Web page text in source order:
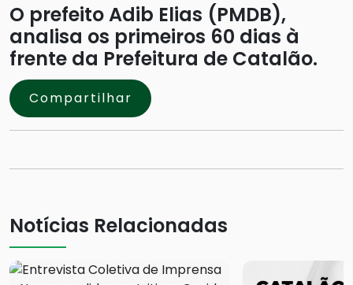
O prefeito Adib Elias (PMDB),
analisa os primeiros 60 dias à
frente da Prefeitura de Catalão.
Compartilhar
Notícias Relacionadas